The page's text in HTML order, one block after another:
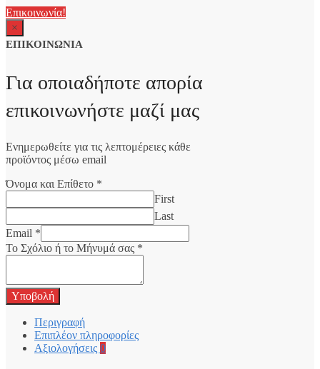
Επικοινωνία!
×
ΕΠΙΚΟΙΝΩΝΙΑ
Για οποιαδήποτε απορία
επικοινωνήστε μαζί μας
Ενημερωθείτε για τις λεπτομέρειες κάθε
προϊόντος μέσω email
Όνομα και Επίθετο *
First
Last
Email *
Το Σχόλιο ή το Μήνυμά σας *
Υποβολή
Περιγραφή
Επιπλέον πληροφορίες
Αξιολογήσεις 0